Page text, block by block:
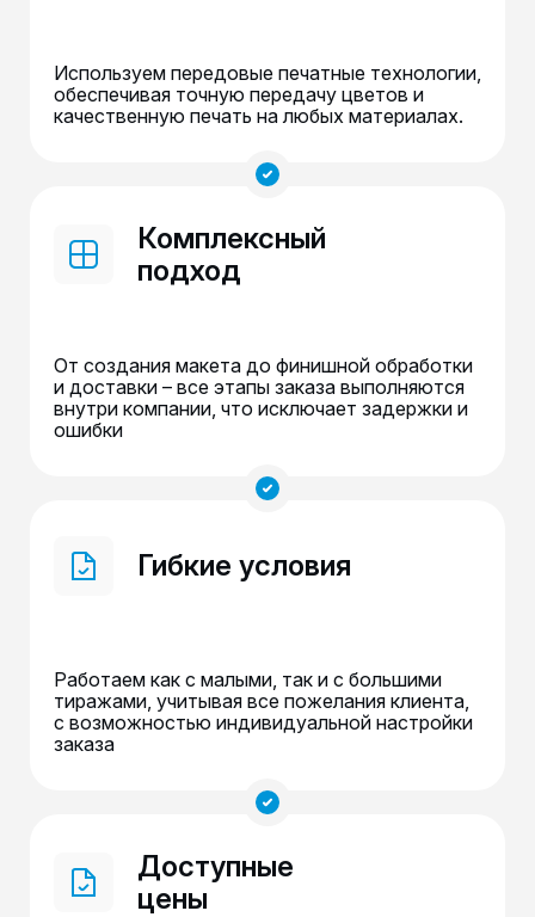
Используем передовые печатные технологии,
обеспечивая точную передачу цветов и
качественную печать на любых материалах.
Комплексный
подход
От создания макета до финишной обработки
и доставки – все этапы заказа выполняются
внутри компании, что исключает задержки и
ошибки
Гибкие условия
Работаем как с малыми, так и с большими
тиражами, учитывая все пожелания клиента,
с возможностью индивидуальной настройки
заказа
Доступные
цены